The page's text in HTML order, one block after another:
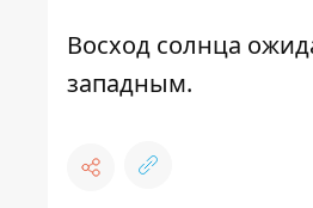
Восход солнца
западным.